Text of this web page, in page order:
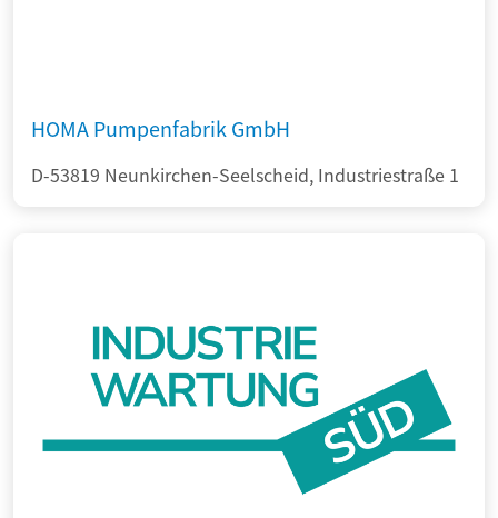
HOMA Pumpenfabrik GmbH
D-53819 Neunkirchen-Seelscheid, Industriestraße 1